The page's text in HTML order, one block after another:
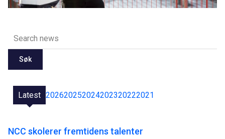
Søk
Latest 202620252024202320222021
NCC skolerer fremtidens talenter